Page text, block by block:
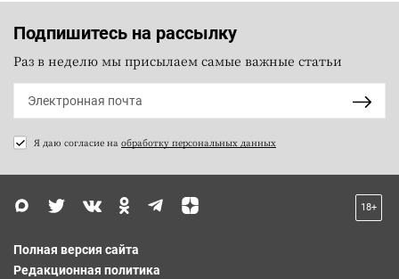
Подпишитесь на рассылку
Раз в неделю мы присылаем самые важные статьи
Я даю согласие на обработку персональных данных
18+
Полная версия сайта
Редакционная политика